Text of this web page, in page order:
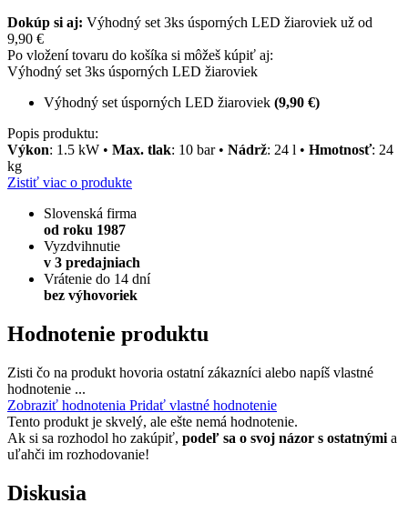
Dokúp si aj: Výhodný set 3ks úsporných LED žiaroviek už od
9,90 €
Po vložení tovaru do košíka si môžeš kúpiť aj:
Výhodný set 3ks úsporných LED žiaroviek
Výhodný set úsporných LED žiaroviek (9,90 €)
Popis produktu:
Výkon: 1.5 kW • Max. tlak: 10 bar • Nádrž: 24 l • Hmotnosť: 24
kg
Zistiť viac o produkte
Slovenská firma
od roku 1987
Vyzdvihnutie
v 3 predajniach
Vrátenie do 14 dní
bez výhovoriek
Hodnotenie produktu
Zisti čo na produkt hovoria ostatní zákazníci alebo napíš vlastné
hodnotenie ...
Zobraziť hodnotenia Pridať vlastné hodnotenie
Tento produkt je skvelý, ale ešte nemá hodnotenie.
Ak si sa rozhodol ho zakúpiť, podeľ sa o svoj názor s ostatnými a
uľahči im rozhodovanie!
Diskusia